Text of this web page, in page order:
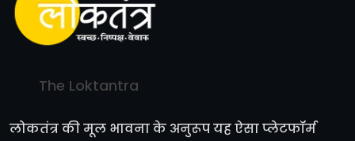
The Loktantra
लोकतंत्र की मूल भावना के अनुरूप यह ऐसा प्लेटफॉर्म